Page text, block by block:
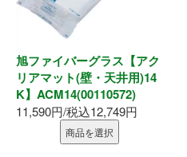
養生・保護材
屋内用手すり
屋外用手すり
棚柱・収納
旭ファイバーグラス【アク
リアマット(壁・天井用)14
K】ACM14(00110572)
11,590円/税込12,749円
商品を選択